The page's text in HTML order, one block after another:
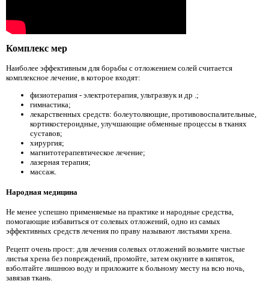
Комплекс мер
Наиболее эффективным для борьбы с отложением солей считается
комплексное лечение, в которое входят:
физиотерапия - электротерапия, ультразвук и др .;
гимнастика;
лекарственных средств: болеутоляющие, противовоспалительные,
кортикостероидные, улучшающие обменные процессы в тканях
суставов;
хирургия;
магнитотерапевтическое лечение;
лазерная терапия;
массаж.
Народная медицина
Не менее успешно применяемые на практике и народные средства,
помогающие избавиться от солевых отложений, одно из самых
эффективных средств лечения по праву называют листьями хрена.
Рецепт очень прост: для лечения солевых отложений возьмите чистые
листья хрена без повреждений, промойте, затем окуните в кипяток,
взболтайте лишнюю воду и приложите к больному месту на всю ночь,
завязав ткань.